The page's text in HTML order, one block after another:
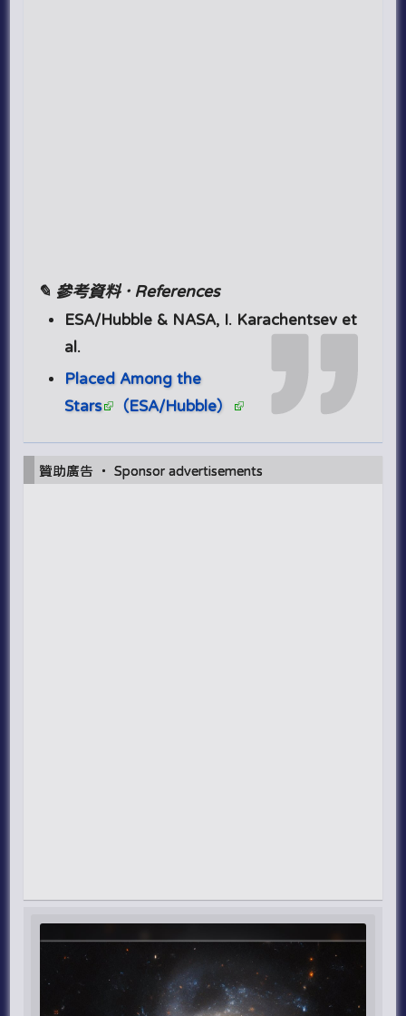
✎ 參考資料 · References
ESA/Hubble & NASA, I. Karachentsev et
al.
Placed Among the
Stars
（ESA/Hubble）
贊助廣告 ‧ Sponsor advertisements